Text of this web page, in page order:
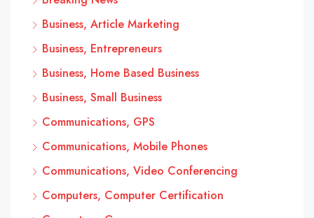
Business, Article Marketing
Business, Entrepreneurs
Business, Home Based Business
Business, Small Business
Communications, GPS
Communications, Mobile Phones
Communications, Video Conferencing
Computers, Computer Certification